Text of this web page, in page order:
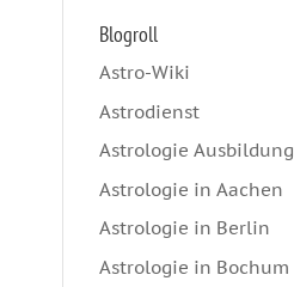
Blogroll
Astro-Wiki
Astrodienst
Astrologie Ausbildung
Astrologie in Aachen
Astrologie in Berlin
Astrologie in Bochum